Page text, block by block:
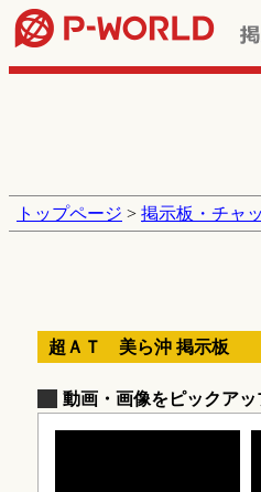
トップページ > 掲示板・チャ
超ＡＴ 美ら沖 掲示板
動画・画像をピックア